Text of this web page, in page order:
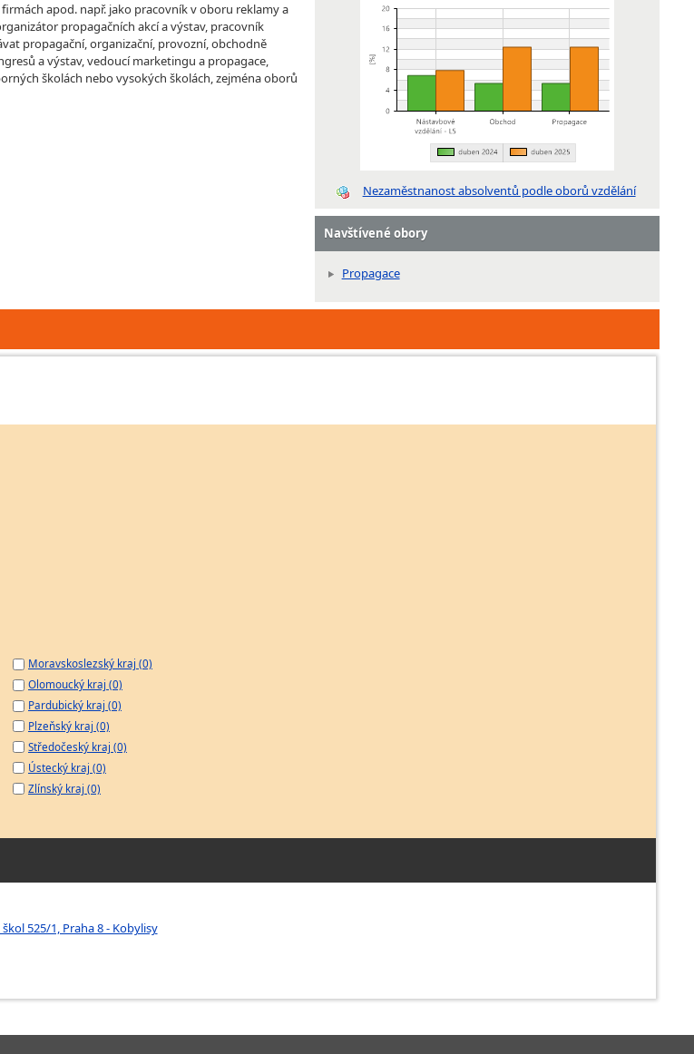
apod. např. jako pracovník v oboru reklamy a
propagačních akcí a výstav, pracovník
propagační, organizační, provozní, obchodně
a výstav, vedoucí marketingu a propagace,
školách nebo vysokých školách, zejména oborů
Nezaměstnanost absolventů podle oborů vzdělání
Navštívené obory
Propagace
Moravskoslezský kraj (0)
Olomoucký kraj (0)
Pardubický kraj (0)
Plzeňský kraj (0)
Středočeský kraj (0)
Ústecký kraj (0)
Zlínský kraj (0)
525/1, Praha 8 - Kobylisy